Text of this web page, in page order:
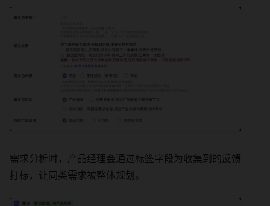
需求分析时，产品经理会通过标签字段为收集到的反馈
打标，让同类需求被整体规划。